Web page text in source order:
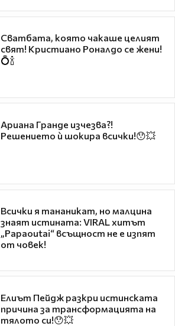
Сватбата, която чакаше целият
свят! Кристиано Роналдо се жени!
💍🍾
Ариана Гранде изчезва?!
Решението ѝ шокира всички!😯💥
Всички я тананикат, но малцина
знаят истината: VIRAL хитът
„Papaoutai“ всъщност не е изпят
от човек!
Елиът Пейдж разкри истинската
причина за трансформацията на
тялото си!😯💥